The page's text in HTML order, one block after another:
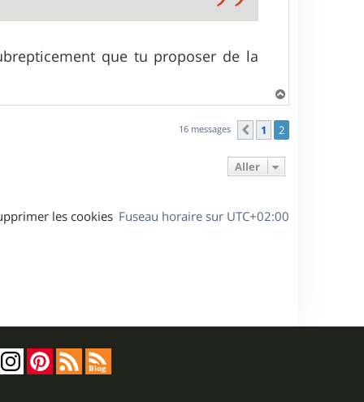
que tu proposer de la
a
u
16 messages Précédent
1 2
Aller
Fuseau horaire sur UTC+02:00
les cookies